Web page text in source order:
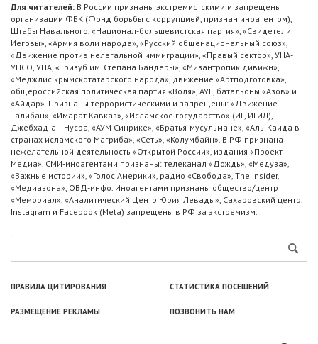
Для читателей: В России признаны экстремистскими и запрещены
организации ФБК (Фонд борьбы с коррупцией, признан иноагентом),
Штабы Навального, «Национал-большевистская партия», «Свидетели
Иеговы», «Армия воли народа», «Русский общенациональный союз»,
«Движение против нелегальной иммиграции», «Правый сектор», УНА-
УНСО, УПА, «Тризуб им. Степана Бандеры», «Мизантропик дивижн»,
«Меджлис крымскотатарского народа», движение «Артподготовка»,
общероссийская политическая партия «Воля», АУЕ, батальоны «Азов» и
«Айдар». Признаны террористическими и запрещены: «Движение
Талибан», «Имарат Кавказ», «Исламское государство» (ИГ, ИГИЛ),
Джебхад-ан-Нусра, «АУМ Синрике», «Братья-мусульмане», «Аль-Каида в
странах исламского Магриба», «Сеть», «Колумбайн». В РФ признана
нежелательной деятельность «Открытой России», издания «Проект
Медиа». СМИ-иноагентами признаны: телеканал «Дождь», «Медуза»,
«Важные истории», «Голос Америки», радио «Свобода», The Insider,
«Медиазона», ОВД-инфо. Иноагентами признаны общество/центр
«Мемориал», «Аналитический Центр Юрия Левады», Сахаровский центр.
Instagram и Facebook (Metа) запрещены в РФ за экстремизм.
ПРАВИЛА ЦИТИРОВАНИЯ СТАТИСТИКА ПОСЕЩЕНИЙ
РАЗМЕЩЕНИЕ РЕКЛАМЫ ПОЗВОНИТЬ НАМ